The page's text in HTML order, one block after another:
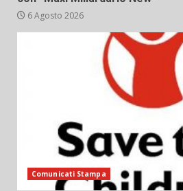
6 Agosto 2026
Comunicati Stampa